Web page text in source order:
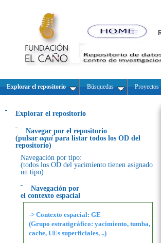
Explorar el repositorio Búsquedas Proyectos
Explorar el repositorio
Navegar por el repositorio
(pulsar aquí para listar todos los OD del
repositorio)
Navegación por tipo:
(todos los OD del yacimiento tienen asignado
un tipo)
Navegación por
el contexto espacial
-> Contexto espacial: GE
(Grupo estratigráfico: yacimiento, tumba,
cache, UEs superficiales, ..)